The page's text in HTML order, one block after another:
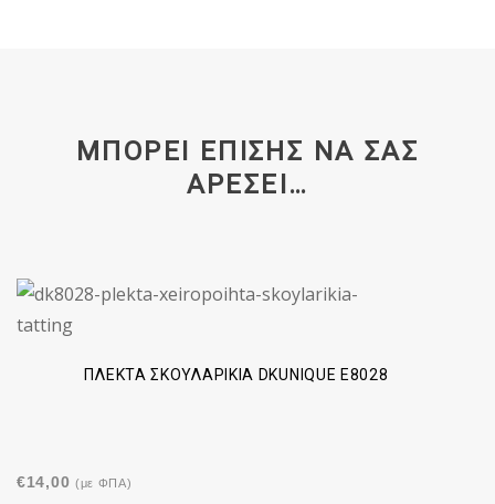
ΜΠΟΡΕΊ ΕΠΊΣΗΣ ΝΑ ΣΑΣ
ΑΡΈΣΕΙ…
ΠΛΕΚΤΆ ΣΚΟΥΛΑΡΊΚΙΑ DKUNIQUE E8028
€14,00 (με ΦΠΑ)